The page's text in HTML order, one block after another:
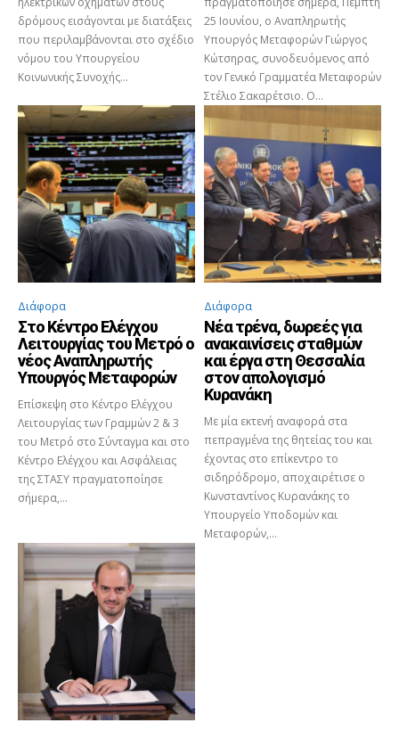
δρόμους εισάγονται με διατάξεις
που περιλαμβάνονται στο σχέδιο
νόμου του Υπουργείου
Κοινωνικής Συνοχής...
25 Ιουνίου, ο Αναπληρωτής
Υπουργός Μεταφορών Γιώργος
Κώτσηρας, συνοδευόμενος από
τον Γενικό Γραμματέα Μεταφορών
Στέλιο Σακαρέτσιο. Ο...
Διάφορα
Στο Κέντρο Ελέγχου
Λειτουργίας του Μετρό ο
νέος Αναπληρωτής
Υπουργός Μεταφορών
Επίσκεψη στο Κέντρο Ελέγχου
Λειτουργίας των Γραμμών 2 & 3
του Μετρό στο Σύνταγμα και στο
Κέντρο Ελέγχου και Ασφάλειας
της ΣΤΑΣΥ πραγματοποίησε
σήμερα,...
Διάφορα
Νέα τρένα, δωρεές για
ανακαινίσεις σταθμών
και έργα στη Θεσσαλία
στον απολογισμό
Κυρανάκη
Με μία εκτενή αναφορά στα
πεπραγμένα της θητείας του και
έχοντας στο επίκεντρο το
σιδηρόδρομο, αποχαιρέτισε ο
Κωνσταντίνος Κυρανάκης το
Υπουργείο Υποδομών και
Μεταφορών,...